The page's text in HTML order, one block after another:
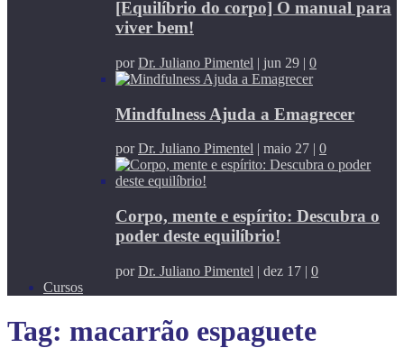
[Equilíbrio do corpo] O manual para
viver bem!
porDr. Juliano Pimentel | jun 29 | 0
Mindfulness Ajuda a Emagrecer
porDr. Juliano Pimentel maio 27 0
Corpo, mente e espírito: Descubra o
poder deste equilíbrio!
porDr. Juliano Pimentel | dez 17 | 0
Cursos
Tag: macarrão espaguete